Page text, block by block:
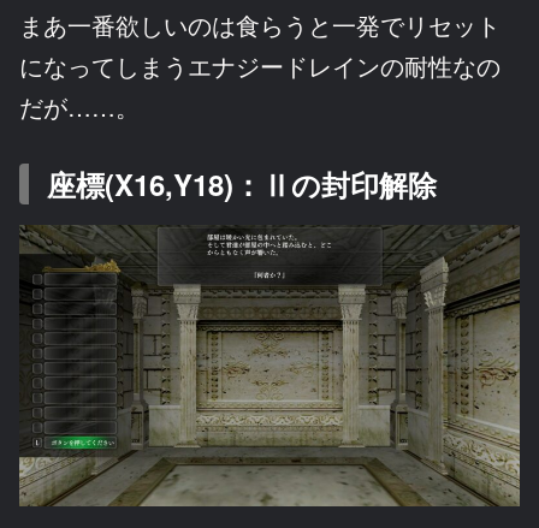
まあ一番欲しいのは食らうと一発でリセット
になってしまうエナジードレインの耐性なの
だが……。
座標(X16,Y18)：Ⅱの封印解除